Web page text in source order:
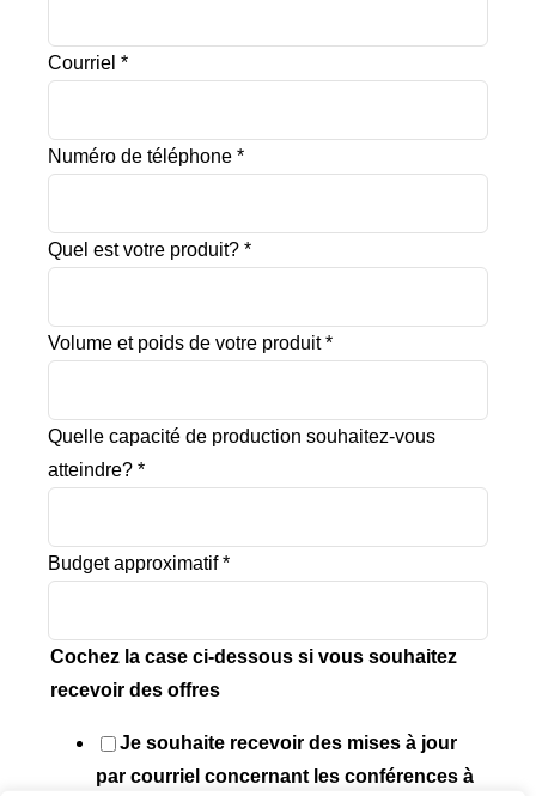
Courriel *
Numéro de téléphone *
Quel est votre produit? *
produit
Volume et poids de votre produit*
Quelle capacité de production souhaitez-vous
atteindre? *
Budget approximatif*
Cochez la case ci-dessous si vous souhaitez
recevoir des offres
Je souhaite recevoir des mises à jour
par courriel concernant les conférences à
Email 1:alfatec.machine.ca@gmail.com
RÉALISATIONS RÉCENTES